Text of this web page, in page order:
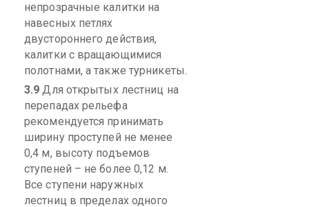
непрозрачные калитки на
навесных петлях
двустороннего действия,
калитки с вращающимися
полотнами, а также турникеты.
3.9 Для открытых лестниц на
перепадах рельефа
рекомендуется принимать
ширину проступей не менее
0,4 м, высоту подъемов
ступеней – не более 0,12 м.
Все ступени наружных
лестниц в пределах одного